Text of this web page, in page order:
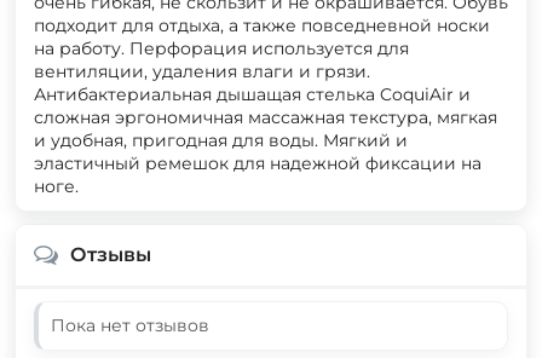
подходит для отдыха, а также повседневной носки
на работу. Перфорация используется для
вентиляции, удаления влаги и грязи.
Антибактериальная дышащая стелька CoquiAir и
сложная эргономичная массажная текстура, мягкая
и удобная, пригодная для воды. Мягкий и
эластичный ремешок для надежной фиксации на
ноге.
Отзывы
Пока нет отзывов